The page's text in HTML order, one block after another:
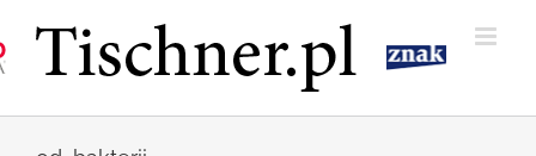
zawartości